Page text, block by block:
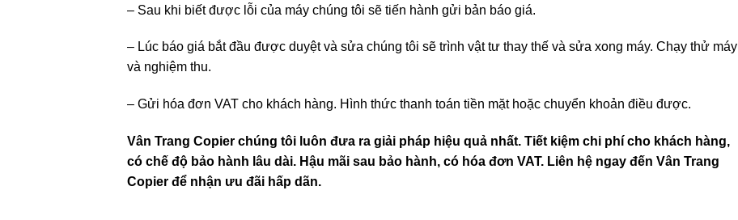
– Sau khi biết được lỗi của máy chúng tôi sẽ tiến hành gửi bản báo giá.
– Lúc báo giá bắt đầu được duyệt và sửa chúng tôi sẽ trình vật tư thay thế và sửa xong máy. Chạy thử máy
và nghiệm thu.
– Gửi hóa đơn VAT cho khách hàng. Hình thức thanh toán tiền mặt hoặc chuyển khoản điều được.
Vân Trang Copier chúng tôi luôn đưa ra giải pháp hiệu quả nhất. Tiết kiệm chi phí cho khách hàng,
có chế độ bảo hành lâu dài. Hậu mãi sau bảo hành, có hóa đơn VAT. Liên hệ ngay đến Vân Trang
Copier để nhận ưu đãi hấp dãn.